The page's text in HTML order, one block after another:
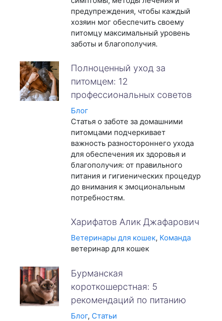
предупреждения, чтобы каждый
хозяин мог обеспечить своему
питомцу максимальный уровень
заботы и благополучия.
Полноценный уход за
питомцем: 12
профессиональных советов
Блог
Статья о заботе за домашними
питомцами подчеркивает
важность разностороннего ухода
для обеспечения их здоровья и
благополучия: от правильного
питания и гигиенических процедур
до внимания к эмоциональным
потребностям.
Харифатов Алик Джафарович
Ветеринары для кошек, Команда
ветеринар для кошек
Бурманская
короткошерстная: 5
рекомендаций по питанию
Блог, Статьи